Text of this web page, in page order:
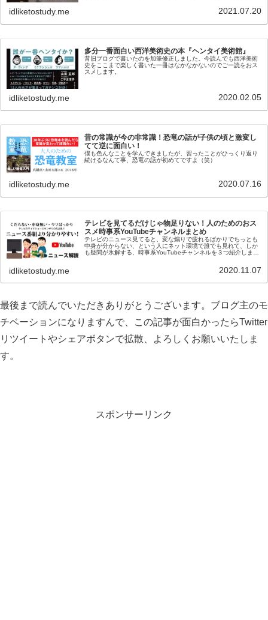
idliketostudy.me 2021.07.20
多分一番面白い西洋美術史の本『ヘンタイ美術館』
昔旧ブログで書いたのを加筆修正しました。今読んでも西洋美術
史をここまで楽しく書いた一冊はなかなかないのでご一読をおス
スメします。
idliketostudy.me 2020.02.05
昔の常識が今の非常識！恐竜の話が子供の頃と激変し
てて逆に面白い！
僕も色んなことを学んできましたが、習ったことがひっくり返り
続けるなんて事、恐竜の話が初めてですよ（笑）
idliketostudy.me 2020.07.16
テレビを見てるだけじゃ物足りない！人のためのおス
スメ時事系YouTubeチャンネルまとめ
テレビのニュース見てると、変な煽りで疲れるばかりでちっとも
中身が分からない、という人にネット環境で誰でも見れて、しか
も疑問が氷解する、時事系YouTubeチャンネルを３つ紹介しま
idliketostudy.me 2020.11.07
最後まで読んでいただきありがとうございます。ブログ主のモ
チベーションになりますんで、この記事が面白かったらTwitter
リツイートやシェアボタンで拡散、よろしくお願いいたしま
す。
スポンサーリンク